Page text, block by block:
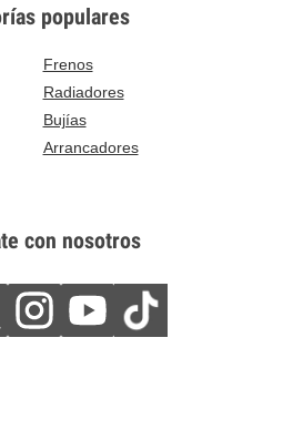
populares
Frenos
Radiadores
Bujías
Arrancadores
con nosotros